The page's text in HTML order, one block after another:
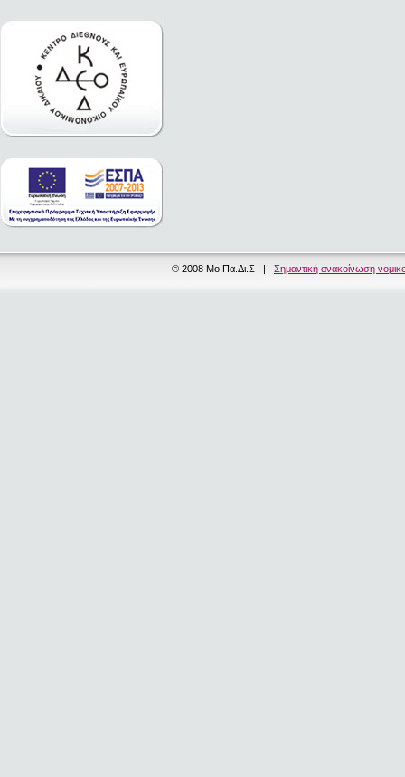
© 2008 Μο.Πα.Δι.Σ | Σημαντική ανακοίνωση